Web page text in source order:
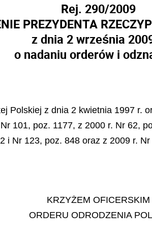
Rej. 290/2009
PREZYDENTA
z dnia 2 września
o nadaniu orderów i
Polskiej z dnia 2 kwietnia 1997 r.
101, poz. 1177, z 2000 r. Nr 62,
i Nr 123, poz. 848 oraz z 2009 r.
KRZYŻEM OFICERSKIM
ORDERU ODRODZENIA